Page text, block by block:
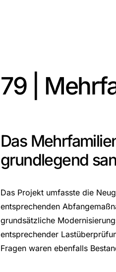
79 |
Das
grundlegend
Das Projekt umfasste die
entsprechenden
grundsätzliche
entsprechender
Fragen waren ebenfalls